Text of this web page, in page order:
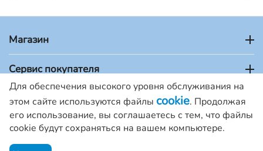
Магазин
Сервис покупателя
Кабинет покупателя
Адрес в г.Москва
Для обеспечения высокого уровня обслуживания на
этом сайте используются файлы cookie. Продолжая
его использование, вы соглашаетесь с тем, что файлы
cookie будут сохраняться на вашем компьютере.